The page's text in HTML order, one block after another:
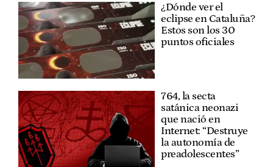
¿Dónde ver el
eclipse en Cataluña?
Estos son los 30
puntos oficiales
764, la secta
satánica neonazi
que nació en
Internet: “Destruye
la autonomía de
preadolescentes”